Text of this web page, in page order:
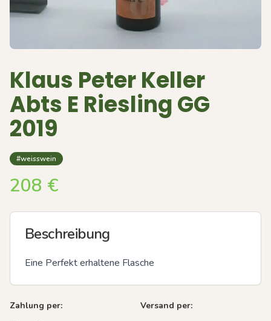
Klaus Peter Keller
Abts E Riesling GG
2019
#weisswein
208 €
Beschreibung
Eine Perfekt erhaltene Flasche
Zahlung per:
Versand per: